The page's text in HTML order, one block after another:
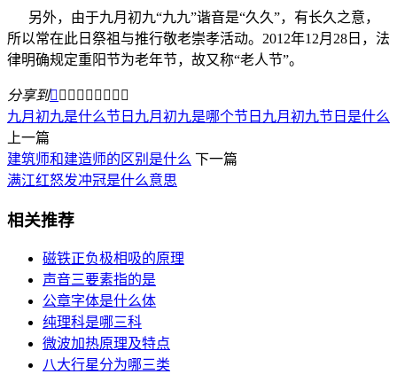
另外，由于九月初九“九九”谐音是“久久”，有长久之意，
所以常在此日祭祖与推行敬老崇孝活动。2012年12月28日，法
律明确规定重阳节为老年节，故又称“老人节”。
分享到        
九月初九是什么节日 九月初九是哪个节日 九月初九节日是什么
上一篇
建筑师和建造师的区别是什么 下一篇
满江红怒发冲冠是什么意思
相关推荐
磁铁正负极相吸的原理
声音三要素指的是
公章字体是什么体
纯理科是哪三科
微波加热原理及特点
八大行星分为哪三类